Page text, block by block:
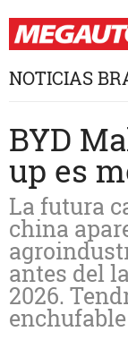
NOTICIAS
BYD
up es
La futura
china
antes del
2026.